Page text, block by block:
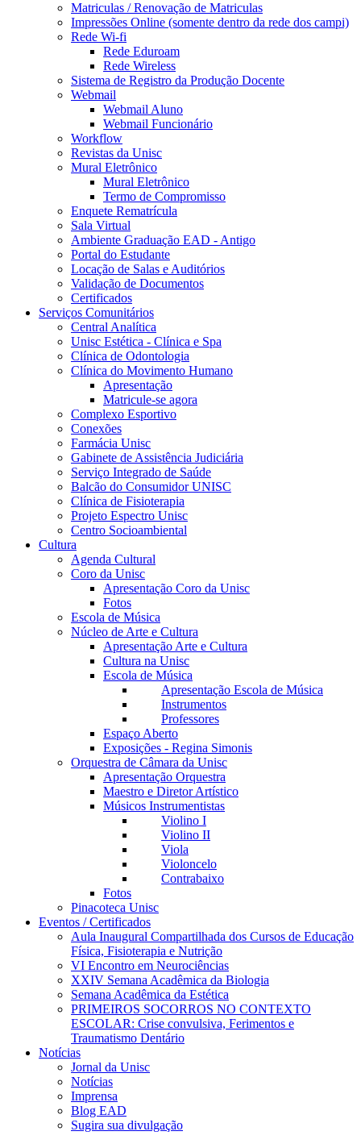
Matriculas / Renovação de Matriculas
Impressões Online (somente dentro da rede dos campi)
Rede Wi-fi
Rede Eduroam
Rede Wireless
Sistema de Registro da Produção Docente
Webmail
Webmail Aluno
Webmail Funcionário
Workflow
Revistas da Unisc
Mural Eletrônico
Mural Eletrônico
Termo de Compromisso
Enquete Rematrícula
Sala Virtual
Ambiente Graduação EAD - Antigo
Portal do Estudante
Locação de Salas e Auditórios
Validação de Documentos
Certificados
Serviços Comunitários
Central Analítica
Unisc Estética - Clínica e Spa
Clínica de Odontologia
Clínica do Movimento Humano
Apresentação
Matricule-se agora
Complexo Esportivo
Conexões
Farmácia Unisc
Gabinete de Assistência Judiciária
Serviço Integrado de Saúde
Balcão do Consumidor UNISC
Clínica de Fisioterapia
Projeto Espectro Unisc
Centro Socioambiental
Cultura
Agenda Cultural
Coro da Unisc
Apresentação Coro da Unisc
Fotos
Escola de Música
Núcleo de Arte e Cultura
Apresentação Arte e Cultura
Cultura na Unisc
Escola de Música
Apresentação Escola de Música
Instrumentos
Professores
Espaço Aberto
Exposições - Regina Simonis
Orquestra de Câmara da Unisc
Apresentação Orquestra
Maestro e Diretor Artístico
Músicos Instrumentistas
Violino I
Violino II
Viola
Violoncelo
Contrabaixo
Fotos
Pinacoteca Unisc
Eventos / Certificados
Aula Inaugural Compartilhada dos Cursos de Educação
Física, Fisioterapia e Nutrição
VI Encontro em Neurociências
XXIV Semana Acadêmica da Biologia
Semana Acadêmica da Estética
PRIMEIROS SOCORROS NO CONTEXTO
ESCOLAR: Crise convulsiva, Ferimentos e
Traumatismo Dentário
Notícias
Jornal da Unisc
Notícias
Imprensa
Blog EAD
Sugira sua divulgação